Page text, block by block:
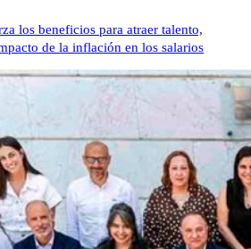
los beneficios para atraer talento,
de la inflación en los salarios